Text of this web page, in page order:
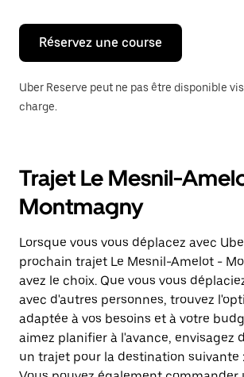
pour
fermer
calendrier.
Réservez une course
Uber Reserve peut ne pas être disponible
charge.
Trajet Le Mesnil-
Montmagny
Lorsque vous vous déplacez avec
prochain trajet Le Mesnil-Amelot -
avez le choix. Que vous vous
avec d'autres personnes, trouvez
adaptée à vos besoins et à votre
aimez planifier à l'avance, envisagez
un trajet pour la destination suivante